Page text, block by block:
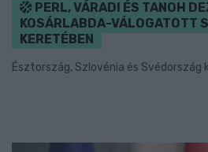
PERL, VÁRADI ÉS TANOH
KOSÁRLABDA-VÁLOGATOTT
KERETÉBEN
Észtország, Szlovénia és Svédország